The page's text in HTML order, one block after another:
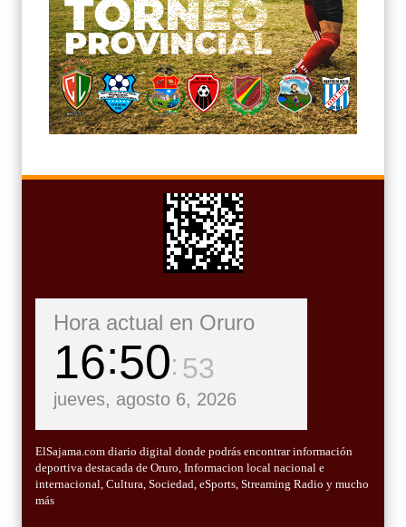
Hora actual en Oruro
16 50 55
jueves, agosto 6, 2026
ElSajama.com diario digital donde podrás encontrar información
deportiva destacada de Oruro, Informacion local nacional e
internacional, Cultura, Sociedad, eSports, Streaming Radio y mucho
más